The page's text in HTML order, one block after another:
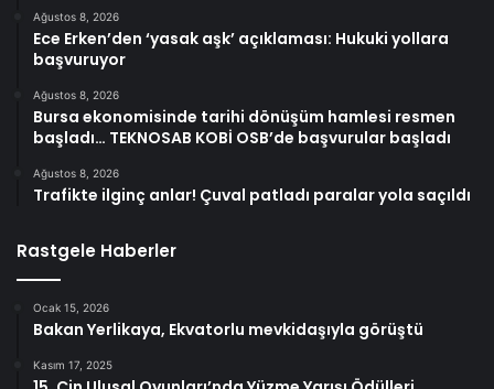
Ağustos 8, 2026
Ece Erken’den ‘yasak aşk’ açıklaması: Hukuki yollara
başvuruyor
Ağustos 8, 2026
Bursa ekonomisinde tarihi dönüşüm hamlesi resmen
başladı… TEKNOSAB KOBİ OSB’de başvurular başladı
Ağustos 8, 2026
Trafikte ilginç anlar! Çuval patladı paralar yola saçıldı
Rastgele Haberler
Ocak 15, 2026
Bakan Yerlikaya, Ekvatorlu mevkidaşıyla görüştü
Kasım 17, 2025